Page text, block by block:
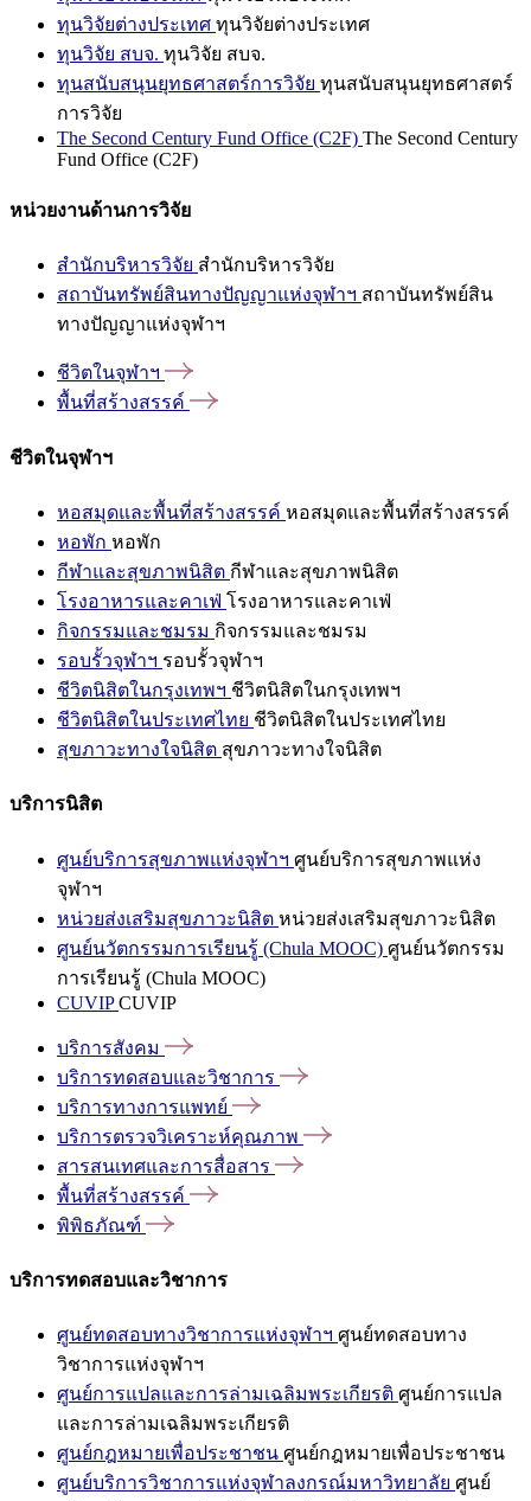
ทุนวิจัยต่างประเทศ ทุนวิจัยต่างประเทศ
ทุนวิจัย สบจ. ทุนวิจัย สบจ.
ทุนสนับสนุนยุทธศาสตร์การวิจัย ทุนสนับสนุนยุทธศาสตร์
การวิจัย
The Second Century Fund Office (C2F) The Second Century
Fund Office (C2F)
หน่วยงานด้านการวิจัย
สำนักบริหารวิจัย สำนักบริหารวิจัย
สถาบันทรัพย์สินทางปัญญาแห่งจุฬาฯ สถาบันทรัพย์สิน
ทางปัญญาแห่งจุฬาฯ
ชีวิตในจุฬาฯ
พื้นที่สร้างสรรค์
ชีวิตในจุฬาฯ
หอสมุดและพื้นที่สร้างสรรค์ หอสมุดและพื้นที่สร้างสรรค์
หอพัก หอพัก
กีฬาและสุขภาพนิสิต กีฬาและสุขภาพนิสิต
โรงอาหารและคาเฟ่ โรงอาหารและคาเฟ่
กิจกรรมและชมรม กิจกรรมและชมรม
รอบรั้วจุฬาฯ รอบรั้วจุฬาฯ
ชีวิตนิสิตในกรุงเทพฯ ชีวิตนิสิตในกรุงเทพฯ
ชีวิตนิสิตในประเทศไทย ชีวิตนิสิตในประเทศไทย
สุขภาวะทางใจนิสิต สุขภาวะทางใจนิสิต
บริการนิสิต
ศูนย์บริการสุขภาพแห่งจุฬาฯ ศูนย์บริการสุขภาพแห่ง
จุฬาฯ
หน่วยส่งเสริมสุขภาวะนิสิต หน่วยส่งเสริมสุขภาวะนิสิต
ศูนย์นวัตกรรมการเรียนรู้ (Chula MOOC) ศูนย์นวัตกรรม
การเรียนรู้ (Chula MOOC)
CUVIPCUVIP
บริการสังคม
บริการทดสอบและวิชาการ
บริการทางการแพทย์
บริการตรวจวิเคราะห์คุณภาพ
สารสนเทศและการสื่อสาร
พื้นที่สร้างสรรค์
พิพิธภัณฑ์
บริการทดสอบและวิชาการ
ศูนย์ทดสอบทางวิชาการแห่งจุฬาฯ ศูนย์ทดสอบทาง
วิชาการแห่งจุฬาฯ
ศูนย์การแปลและการล่ามเฉลิมพระเกียรติ ศูนย์การแปล
และการล่ามเฉลิมพระเกียรติ
ศูนย์กฎหมายเพื่อประชาชน ศูนย์กฎหมายเพื่อประชาชน
ศูนย์บริการวิชาการแห่งจุฬาลงกรณ์มหาวิทยาลัย ศูนย์